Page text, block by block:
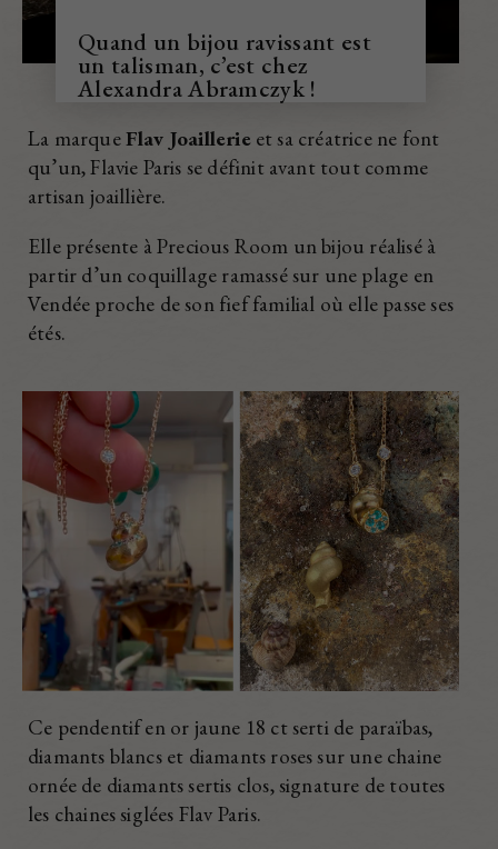
Quand un bijou ravissant est
un talisman, c’est chez
Alexandra Abramczyk !
La marqueFlav Joaillerieet sa créatrice ne font
qu’un, Flavie Paris se définit avant tout comme
artisan joaillière.
Elle présente à Precious Room un bijou réalisé à
partir d’un coquillage ramassé sur une plage en
Vendée proche de son fief familial où elle passe ses
étés.
Ce pendentif en or jaune 18 ct serti de paraïbas,
diamants blancs et diamants roses sur une chaine
ornée de diamants sertis clos, signature de toutes
les chaines siglées Flav Paris.